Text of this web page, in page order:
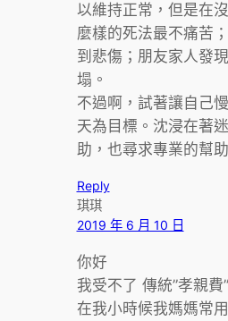
以維持正常，但是在
麼樣的死法最不痛苦
到悲傷；朋友家人發
塌。
不過啊，試著讓自己
天為目標。沈浸在著
助，也尋求專業的幫
Reply
琪琪
2019 年 6 月 10 日
你好
我受不了 傳統”孝親費
在我小時候我媽媽常